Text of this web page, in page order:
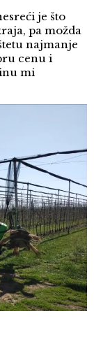
je što
pa možda
najmanje
cenu i
mi